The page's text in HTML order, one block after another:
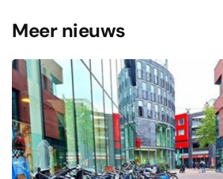
Meer nieuws